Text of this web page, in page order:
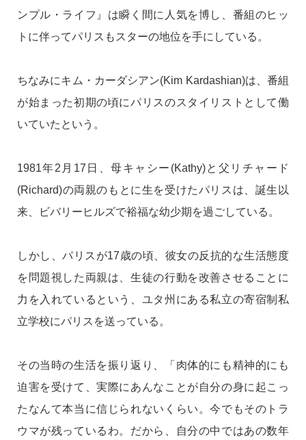
ンプル・ライフ』は瞬く間に人気を博し、番組のヒッ
トに伴ってパリスもスターの地位を手にしている。
ちなみにキム・カーダシアン(Kim Kardashian)は、番組
が始まった初期の頃にパリスのスタイリストとして働
いていたという。
1981年2月17日、母キャシー(Kathy)と父リチャード
(Richard)の両親のもとに生を受けたパリスは、誕生以
来、ビバリーヒルズで裕福な幼少期を過ごしている。
しかし、パリスが17歳の頃、彼女の反抗的な生活態度
を問題視した両親は、生徒の行動を改善させることに
力を入れているという、ユタ州にある私立の寄宿制私
立学校にパリスを送っている。
その当時の生活を振り返り、「肉体的にも精神的にも
迫害を受けて、実際にあんなことが自分の身に起こっ
たなんて本当に信じられないくらい。今でもそのトラ
ウマが残っているわ。だから、自分の中ではあの数年